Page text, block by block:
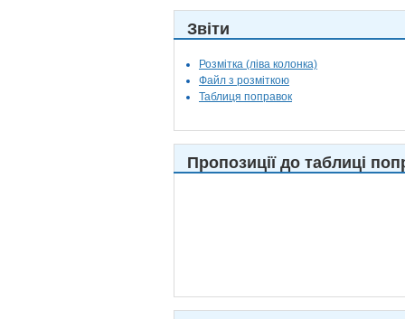
Звіти
Розмітка (ліва колонка)
Файл з розміткою
Таблиця поправок
Пропозиції до таблиці